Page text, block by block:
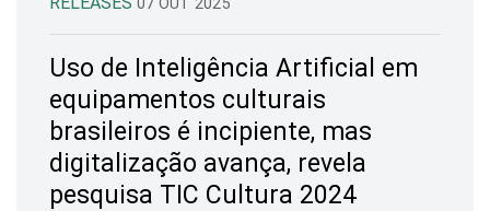
Uso de Inteligência Artificial em
equipamentos culturais
brasileiros é incipiente, mas
digitalização avança, revela
pesquisa TIC Cultura 2024